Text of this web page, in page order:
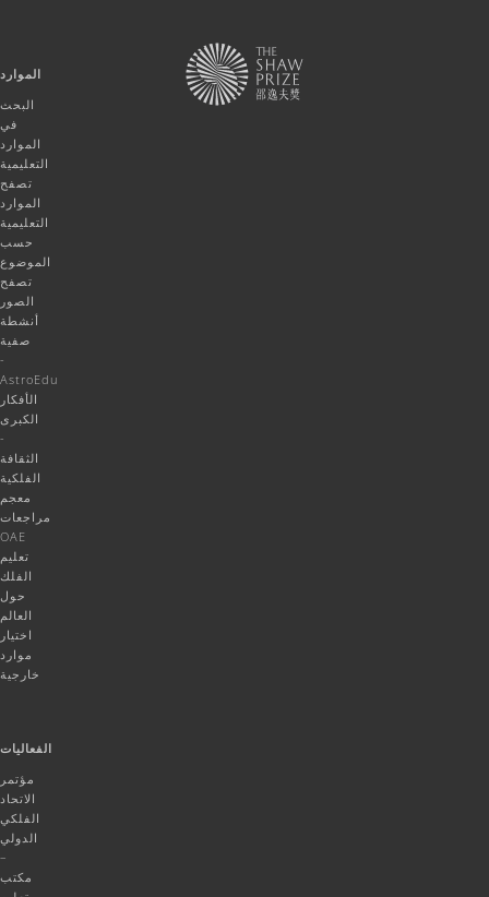
الموارد
البحث
في
الموارد
التعليمية
تصفح
الموارد
التعليمية
حسب
الموضوع
تصفح
الصور
أنشطة
صفية
-
AstroEdu
الأفكار
الكبرى
-
الثقافة
الفلكية
معجم
مراجعات
OAE
تعليم
الفلك
حول
العالم
اختيار
موارد
خارجية
الفعاليات
مؤتمر
الاتحاد
الفلكي
الدولي
–
مكتب